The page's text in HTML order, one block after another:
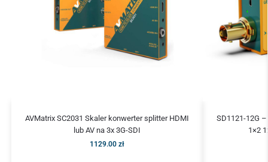
AVMatrix SC2031 Skaler konwerter splitter HDMI
lub AV na 3x 3G-SDI
1129.00 zł
SD1121-12G
1×2